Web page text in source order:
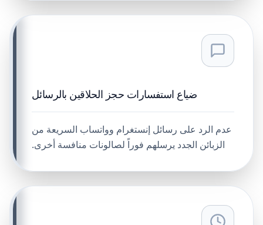
ضياع استفسارات حجز الحلاقين بالرسائل
عدم الرد على رسائل إنستغرام وواتساب السريعة من
الزبائن الجدد يرسلهم فوراً لصالونات منافسة أخرى.